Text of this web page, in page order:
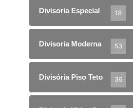
Divisoria Especial 18
Divisoria Moderna 53
Divisória Piso Teto 36